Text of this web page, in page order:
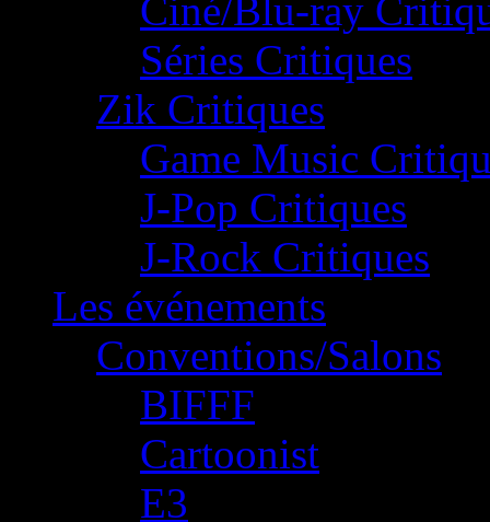
Ciné/Blu-ray
Séries Critiques
Zik Critiques
Game Music
J-Pop Critiques
J-Rock Critiques
Les événements
Conventions/Salons
BIFFF
Cartoonist
E3